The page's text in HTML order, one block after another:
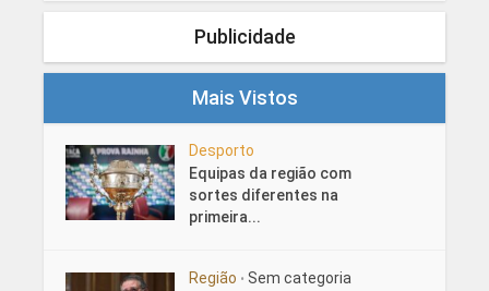
Publicidade
Mais Vistos
Desporto
Equipas da região com
sortes diferentes na
primeira...
Região • Sem categoria